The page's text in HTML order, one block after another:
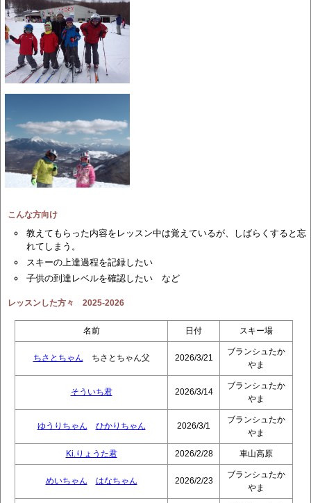
こんな方向け
教えてもらった内容をレッスン中は覚えているが、しばらくすると忘
れてしまう。
スキーの上達過程を記録したい
子供の到達レベルを確認したい など
レッスンした方々 2025-2026
名前 日付 スキー場
ちさとちゃん ちさとちゃん父 2026/3/21
ブランシュたか
やま
そういち君 2026/3/14
ブランシュたか
やま
ゆうりちゃん ひかりちゃん 2026/3/1
ブランシュたか
やま
Ki.りょうた君 2026/2/28 車山高原
めいちゃん はなちゃん 2026/2/23
ブランシュたか
やま